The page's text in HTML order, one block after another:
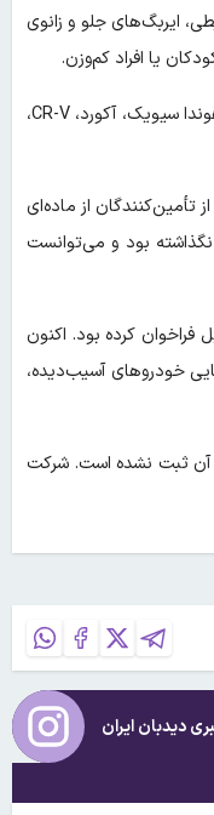
ایربگ‌های جلو و زانوی
یا افراد کم‌وزن.
خودروهای مشمول این فراخوان شامل مدل‌های مختلف هوندا و آکورا از سال‌های ۲۰۱۶ تا ۲۰۲۶ هستند؛ از جمله هوندا سیویک، آکورد، CR-V،
از ماده‌ای
بود و می‌توانست
حدود ۷۵۰ هزار خودرو را به همین دلیل فراخوان کرده بود. اکنون
خودروهای آسیب‌دیده،
از آن ثبت نشده است. شرکت
دیدبان ایران